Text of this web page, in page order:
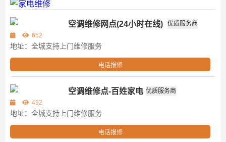
第三方 空调维修网点(24小时在线)
优质服务商
652
地址：全城支持上门维修服务
电话报修
第三方 空调维修点-百姓家电 优质服务商
492
地址：全城支持上门维修服务
电话报修